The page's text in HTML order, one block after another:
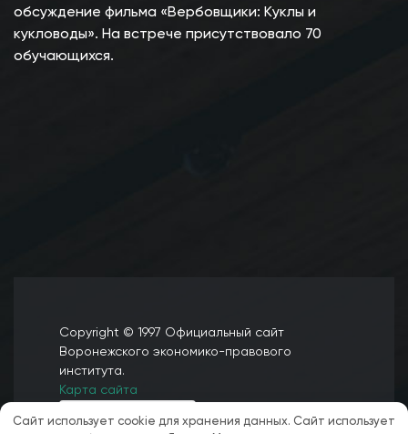
обсуждение фильма «Вербовщики: Куклы и
кукловоды». На встрече присутствовало 70
обучающихся.
Copyright © 1997 Официальный сайт
Воронежского экономико-правового
института.
Карта сайта
Сайт использует cookie для хранения данных. Сайт использует